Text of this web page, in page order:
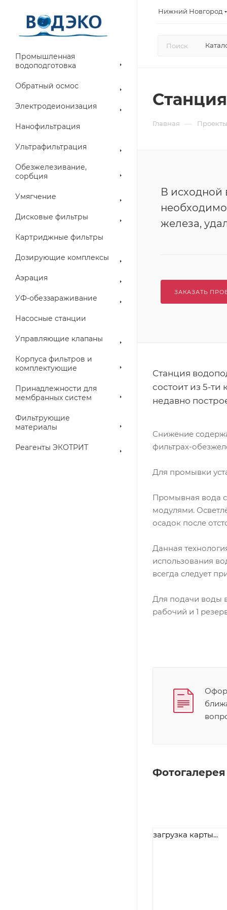
Нижний Новгород
Промышленная
водоподготовка
Обратный осмос
Электродеионизация
Нанофильтрация
Ультрафильтрация
Обезжелезивание,
сорбция
Умягчение
Дисковые фильтры
Картриджные фильтры
Дозирующие комплексы
Аэрация
УФ-обеззараживание
Насосные станции
Управляющие клапаны
Корпуса фильтров и
комплектующие
Принадлежности для
мембранных систем
Фильтрующие
материалы
Реагенты ЭКОТРИТ
Главная — Проекты
В исходной
железа,
ЗАКАЗАТЬ
Станция
состоит из 5-ти
недавно
Снижение
фильтрах-
Для промывки
Промывная вода с
модулями.
осадок после
Данная
использования
всегда следует
Для подачи воды
рабочий и 1
Фотогалерея
загрузка карты...